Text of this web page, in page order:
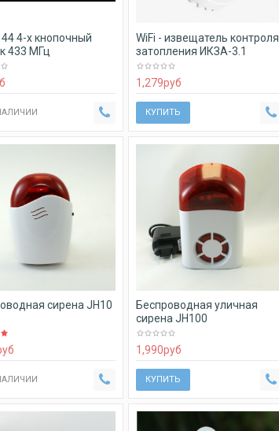
44 4-х кнопочный
433 МГц
WiFi - извещатель контроля
затопления ИКЗА-3.1
1,279руб
КУПИТЬ
сирена JH10
Беспроводная уличная
сирена JH100
1,990руб
КУПИТЬ